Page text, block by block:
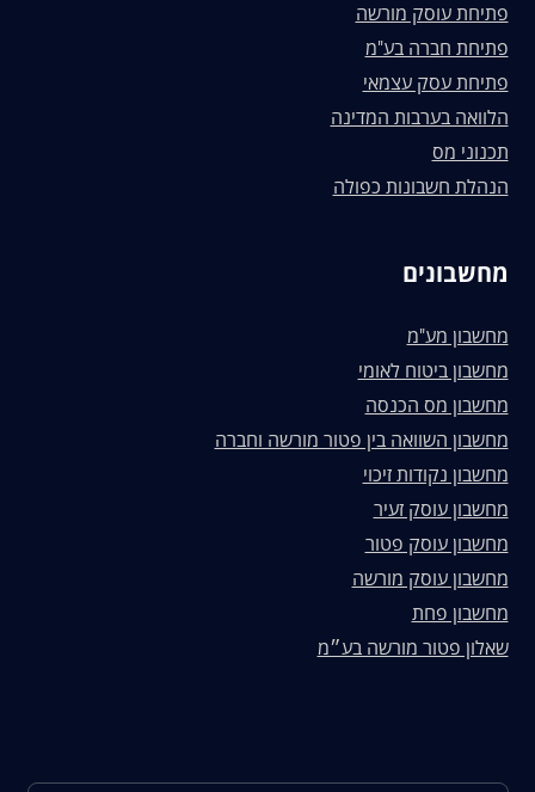
פתיחת עוסק מורשה
פתיחת חברה בע"מ
פתיחת עסק עצמאי
הלוואה בערבות המדינה
תכנוני מס
הנהלת חשבונות כפולה
מחשבונים
מחשבון מע"מ
מחשבון ביטוח לאומי
מחשבון מס הכנסה
מחשבון השוואה בין פטור מורשה וחברה
מחשבון נקודות זיכוי
מחשבון עוסק זעיר
מחשבון עוסק פטור
מחשבון עוסק מורשה
מחשבון פחת
שאלון פטור מורשה בע״מ